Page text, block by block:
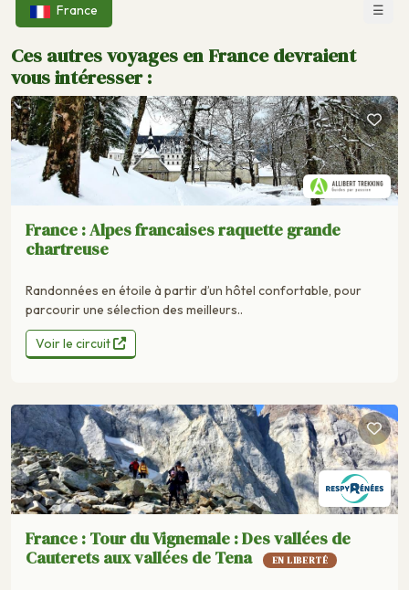
France ☰
Ces autres voyages en France devraient
vous intéresser :
France : Alpes francaises raquette grande
chartreuse
Randonnées en étoile à partir d’un hôtel confortable, pour
parcourir une sélection des meilleurs..
Voir le circuit
France : Tour du Vignemale : Des vallées de
Cauterets aux vallées de Tena
EN LIBERTÉ